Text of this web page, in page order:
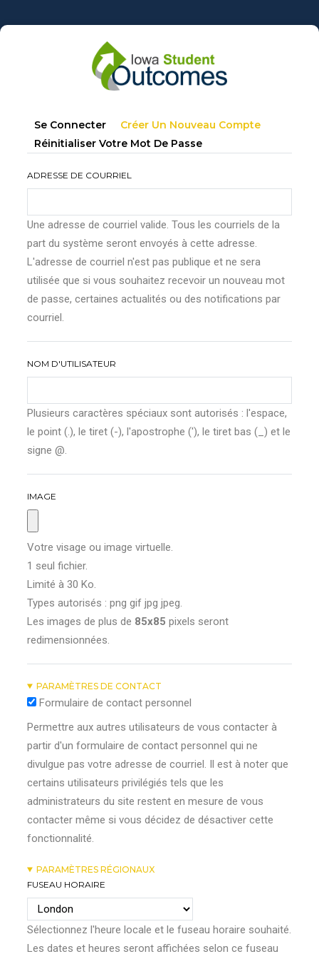
au
Onglets
principaux
Se Connecter Créer Un Nouveau Compte
Réinitialiser Votre Mot De Passe
ADRESSE DE COURRIEL
Une adresse de courriel valide. Tous les courriels de la
part du système seront envoyés à cette adresse.
L'adresse de courriel n'est pas publique et ne sera
utilisée que si vous souhaitez recevoir un nouveau mot
de passe, certaines actualités ou des notifications par
courriel.
NOM D'UTILISATEUR
Plusieurs caractères spéciaux sont autorisés : l'espace,
le point (.), le tiret (-), l'apostrophe ('), le tiret bas (_) et le
signe @.
IMAGE
Votre visage ou image virtuelle.
1 seul fichier.
Limité à 30 Ko.
Types autorisés : png gif jpg jpeg.
Les images de plus de 85x85 pixels seront
redimensionnées.
PARAMÈTRES DE CONTACT
Formulaire de contact personnel
Permettre aux autres utilisateurs de vous contacter à
partir d'un formulaire de contact personnel qui ne
divulgue pas votre adresse de courriel. Il est à noter que
certains utilisateurs privilégiés tels que les
administrateurs du site restent en mesure de vous
contacter même si vous décidez de désactiver cette
fonctionnalité.
PARAMÈTRES RÉGIONAUX
FUSEAU HORAIRE
Sélectionnez l'heure locale et le fuseau horaire souhaité.
Les dates et heures seront affichées selon ce fuseau